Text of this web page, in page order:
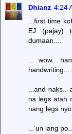
Dhianz 4:24
...first time
EJ (pajay)
dumaan....
... wow..
handwriting...
...and
na legs atah
nang legs
...'un lang